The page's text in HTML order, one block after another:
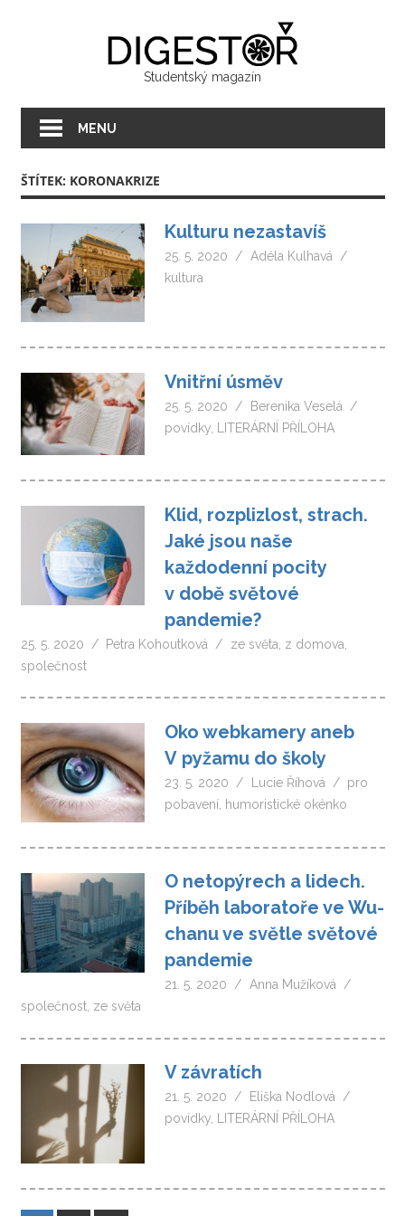
Studentský magazín
MENU
ŠTÍTEK: KORONAKRIZE
Kulturu nezastavíš
25. 5. 2020
Adéla Kulhavá
kultura
Vnitřní úsměv
25. 5. 2020
Berenika Veselá
povídky
LITERÁRNÍ PŘÍLOHA
Klid, rozplizlost, strach.
Jaké jsou naše
každodenní pocity
v době světové
pandemie?
25. 5. 2020 Petra Kohoutková ze světa z domova
společnost
Oko webkamery aneb
V pyžamu do školy
23. 5. 2020 Lucie Říhová
pro
pobavení humoristické okénko
O netopýrech a lidech.
Příběh laboratoře ve Wu-
chanu ve světle světové
pandemie
21. 5. 2020
Anna Mužíková
společnost, ze světa
V závratích
21. 5. 2020
Eliška Nodlová
povídky, LITERÁRNÍ PŘÍLOHA